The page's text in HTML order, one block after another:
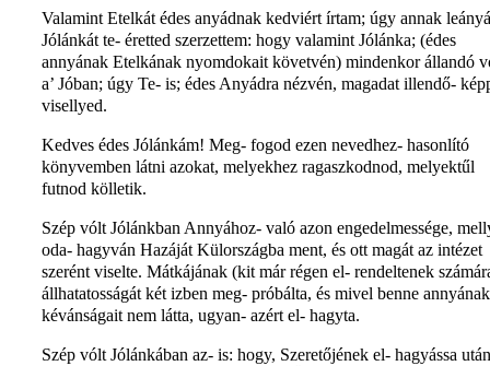
Valamint Etelkát édes anyádnak kedviért írtam; úgy annak
Jólánkát te- éretted szerzettem: hogy valamint Jólánka; (édes
annyának Etelkának nyomdokait követvén) mindenkor állandó
a’ Jóban; úgy Te- is; édes Anyádra nézvén, magadat illendő-
visellyed.
Kedves édes Jólánkám! Meg- fogod ezen nevedhez- hasonlító
könyvemben látni azokat, melyekhez ragaszkodnod, melyektűl
futnod kölletik.
Szép vólt Jólánkban Annyához- való azon engedelmessége,
oda- hagyván Hazáját Külországba ment, és ott magát az intézet
szerént viselte. Mátkájának (kit már régen el- rendeltenek
állhatatosságát két izben meg- próbálta, és mivel benne annyának
kévánságait nem látta, ugyan- azért el- hagyta.
Szép vólt Jólánkában az- is: hogy, Szeretőjének el- hagyássa